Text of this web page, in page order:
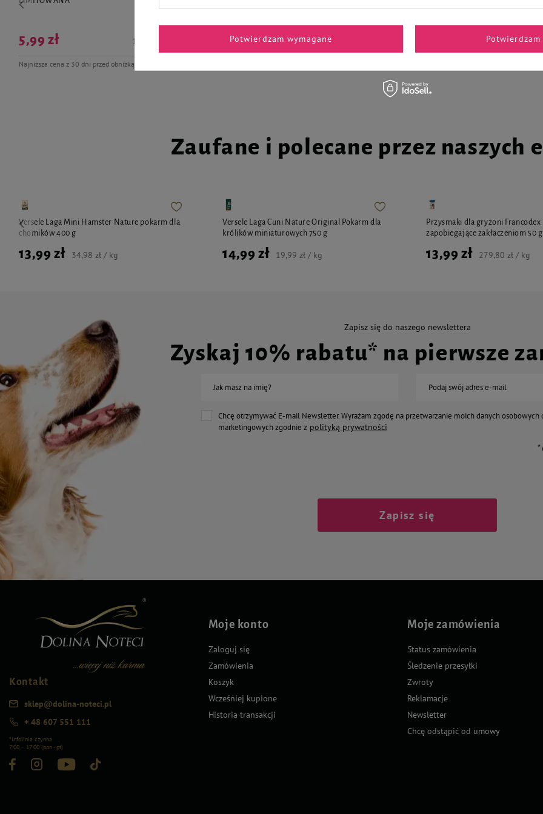
Najniższa cena z 30 dni przed obniżką
5,99 zł 14,98 zł / kg
Zaufane i polecane przez naszych
Versele Laga Mini Hamster Nature pokarm dla
chomików 400 g
13,99 zł 34,98 zł / kg
Versele Laga Cuni Nature Original Pokarm dla
królików miniaturowych 750 g
14,99 zł 19,99 zł / kg
Przysmaki dla gryzoni Francodex
zapobiegające zakłaczeniom 50 g
13,99 zł 279,80 zł / kg
Zapisz się do naszego newslettera
Zyskaj 10% rabatu* na pierwsze
Jak masz na imię? Podaj swój adres e-mail
Chcę otrzymywać E-mail Newsletter. Wyrażam zgodę na przetwarzanie moich danych osobowych
marketingowych zgodnie z polityką prywatności
*
Zapisz się
Kontakt
sklep@dolina-noteci.pl
+ 48 607 551 111
*Infolinia czynna
7:00 – 17:00 (pon–pt)
Moje konto
Zaloguj się
Zamówienia
Koszyk
Wcześniej kupione
Historia transakcji
Moje zamówienia
Status zamówienia
Śledzenie przesyłki
Zwroty
Reklamacje
Newsletter
Chcę odstąpić od umowy
Potwierdzam wymagane